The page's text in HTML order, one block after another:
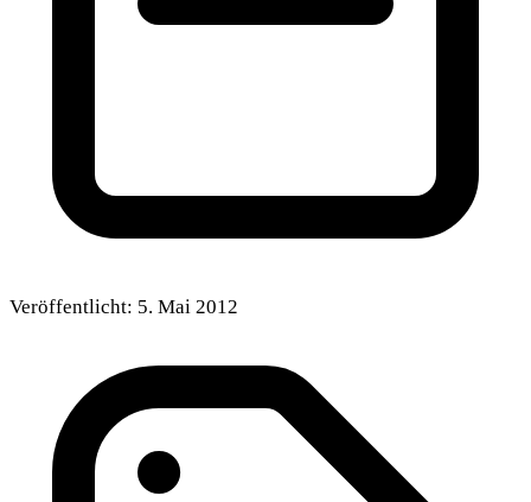
Veröffentlicht: 5. Mai 2012